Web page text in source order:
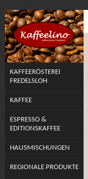
KAFFEERÖSTEREI
FREDELSLOH
KAFFEE
ESPRESSO &
EDITIONSKAFFEE
HAUSMISCHUNGEN
REGIONALE PRODUKTE